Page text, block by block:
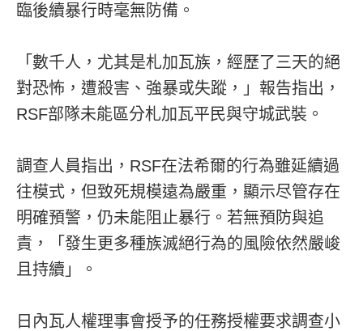
臨後續暴行時毫無防備。
「數千人，尤其是札加瓦族，經歷了三天的絕
對恐怖，遭殺害、強暴或失蹤，」報告指出，
RSF部隊未能區分札加瓦平民與守城武裝。
調查人員指出，RSF在法希爾的行為雖延續過
往模式，但致死規模遠為嚴重，顯示尽管存在
明確預警，仍未能阻止暴行。若無預防與追
責，「發生更多種族滅絕行為的風險依然嚴峻
且持續」。
日內瓦人權理事會授予的任務授權要求調查小